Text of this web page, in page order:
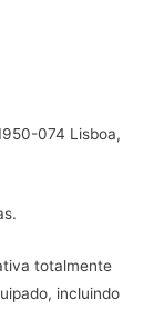
074 Lisboa,
totalmente
incluindo